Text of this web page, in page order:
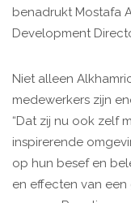
benadrukt Mostafa
Development
Niet alleen
medewerkers zijn
“Dat zij nu ook zelf
inspirerende
op hun besef en
en effecten van